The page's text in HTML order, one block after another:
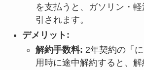
を支払うと、ガソリン・
引されます。
デメリット:
解約手数料: 2年契約の「
用時に途中解約すると、